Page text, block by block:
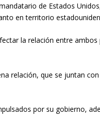
de Estados
en territorio
la relación entre
relación, que se juntan
por su gobierno,